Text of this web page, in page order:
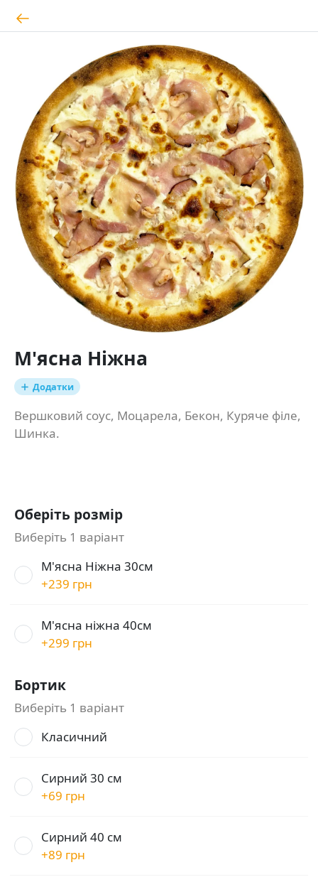
М'ясна Ніжна
Додатки
Вершковий соус, Моцарела, Бекон, Куряче філе,
Шинка.
Оберіть розмір
Виберіть 1 варіант
М'ясна Ніжна 30см
+239 грн
М'ясна ніжна 40см
+299 грн
Бортик
Виберіть 1 варіант
Класичний
Сирний 30 см
+69 грн
Сирний 40 см
+89 грн